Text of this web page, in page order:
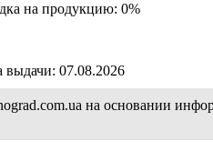
на продукцию: 0%
выдачи: 07.08.2026
на основании